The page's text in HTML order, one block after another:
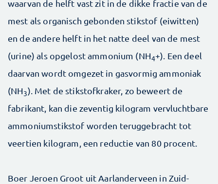
waarvan de helft vast zit in de dikke fractie van de
mest als organisch gebonden stikstof (eiwitten)
en de andere helft in het natte deel van de mest
(urine) als opgelost ammonium (NH4+). Een deel
daarvan wordt omgezet in gasvormig ammoniak
(NH3). Met de stikstofkraker, zo beweert de
fabrikant, kan die zeventig kilogram vervluchtbare
ammoniumstikstof worden teruggebracht tot
veertien kilogram, een reductie van 80 procent.
Boer Jeroen Groot uit Aarlanderveen in Zuid-